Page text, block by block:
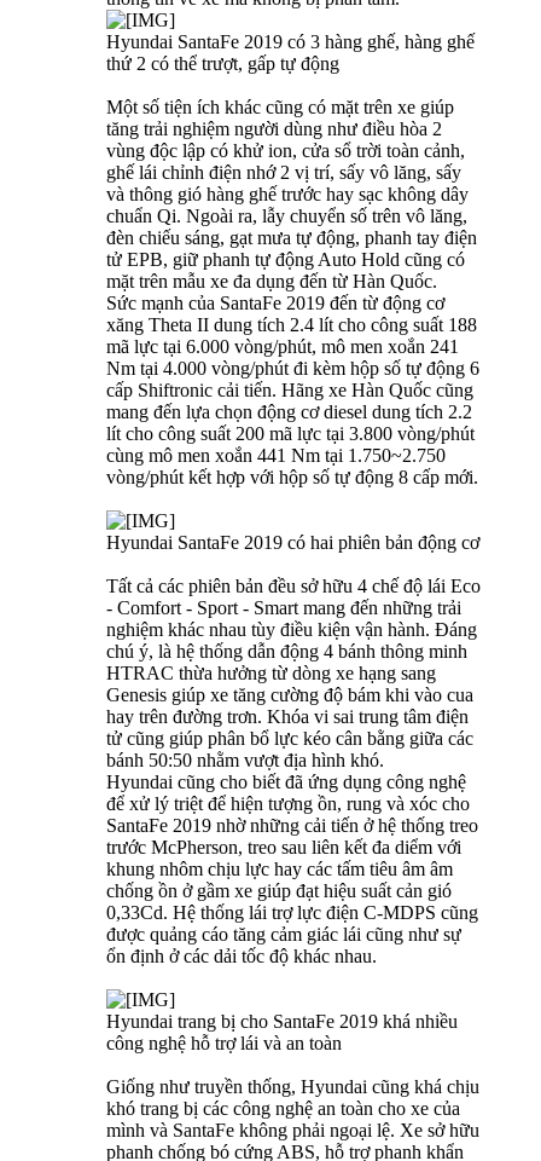
Hyundai SantaFe 2019 có 3 hàng ghế, hàng ghế
thứ 2 có thể trượt, gấp tự động
Một số tiện ích khác cũng có mặt trên xe giúp
tăng trải nghiệm người dùng như điều hòa 2
vùng độc lập có khử ion, cửa sổ trời toàn cảnh,
ghế lái chỉnh điện nhớ 2 vị trí, sấy vô lăng, sấy
và thông gió hàng ghế trước hay sạc không dây
chuẩn Qi. Ngoài ra, lẫy chuyển số trên vô lăng,
đèn chiếu sáng, gạt mưa tự động, phanh tay điện
tử EPB, giữ phanh tự động Auto Hold cũng có
mặt trên mẫu xe đa dụng đến từ Hàn Quốc.
Sức mạnh của SantaFe 2019 đến từ động cơ
xăng Theta II dung tích 2.4 lít cho công suất 188
mã lực tại 6.000 vòng/phút, mô men xoắn 241
Nm tại 4.000 vòng/phút đi kèm hộp số tự động 6
cấp Shiftronic cải tiến. Hãng xe Hàn Quốc cũng
mang đến lựa chọn động cơ diesel dung tích 2.2
lít cho công suất 200 mã lực tại 3.800 vòng/phút
cùng mô men xoắn 441 Nm tại 1.750~2.750
vòng/phút kết hợp với hộp số tự động 8 cấp mới.
Hyundai SantaFe 2019 có hai phiên bản động cơ
Tất cả các phiên bản đều sở hữu 4 chế độ lái Eco
- Comfort - Sport - Smart mang đến những trải
nghiệm khác nhau tùy điều kiện vận hành. Đáng
chú ý, là hệ thống dẫn động 4 bánh thông minh
HTRAC thừa hưởng từ dòng xe hạng sang
Genesis giúp xe tăng cường độ bám khi vào cua
hay trên đường trơn. Khóa vi sai trung tâm điện
tử cũng giúp phân bổ lực kéo cân bằng giữa các
bánh 50:50 nhằm vượt địa hình khó.
Hyundai cũng cho biết đã ứng dụng công nghệ
để xử lý triệt để hiện tượng ồn, rung và xóc cho
SantaFe 2019 nhờ những cải tiến ở hệ thống treo
trước McPherson, treo sau liên kết đa diểm với
khung nhôm chịu lực hay các tấm tiêu âm âm
chống ồn ở gầm xe giúp đạt hiệu suất cản gió
0,33Cd. Hệ thống lái trợ lực điện C-MDPS cũng
được quảng cáo tăng cảm giác lái cũng như sự
ổn định ở các dải tốc độ khác nhau.
Hyundai trang bị cho SantaFe 2019 khá nhiều
công nghệ hỗ trợ lái và an toàn
Giống như truyền thống, Hyundai cũng khá chịu
khó trang bị các công nghệ an toàn cho xe của
mình và SantaFe không phải ngoại lệ. Xe sở hữu
phanh chống bó cứng ABS, hỗ trợ phanh khẩn